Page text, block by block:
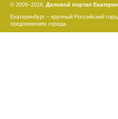
© 2009–2016, Деловой портал
Екатеринбург – крупный Российский
предложениях города.